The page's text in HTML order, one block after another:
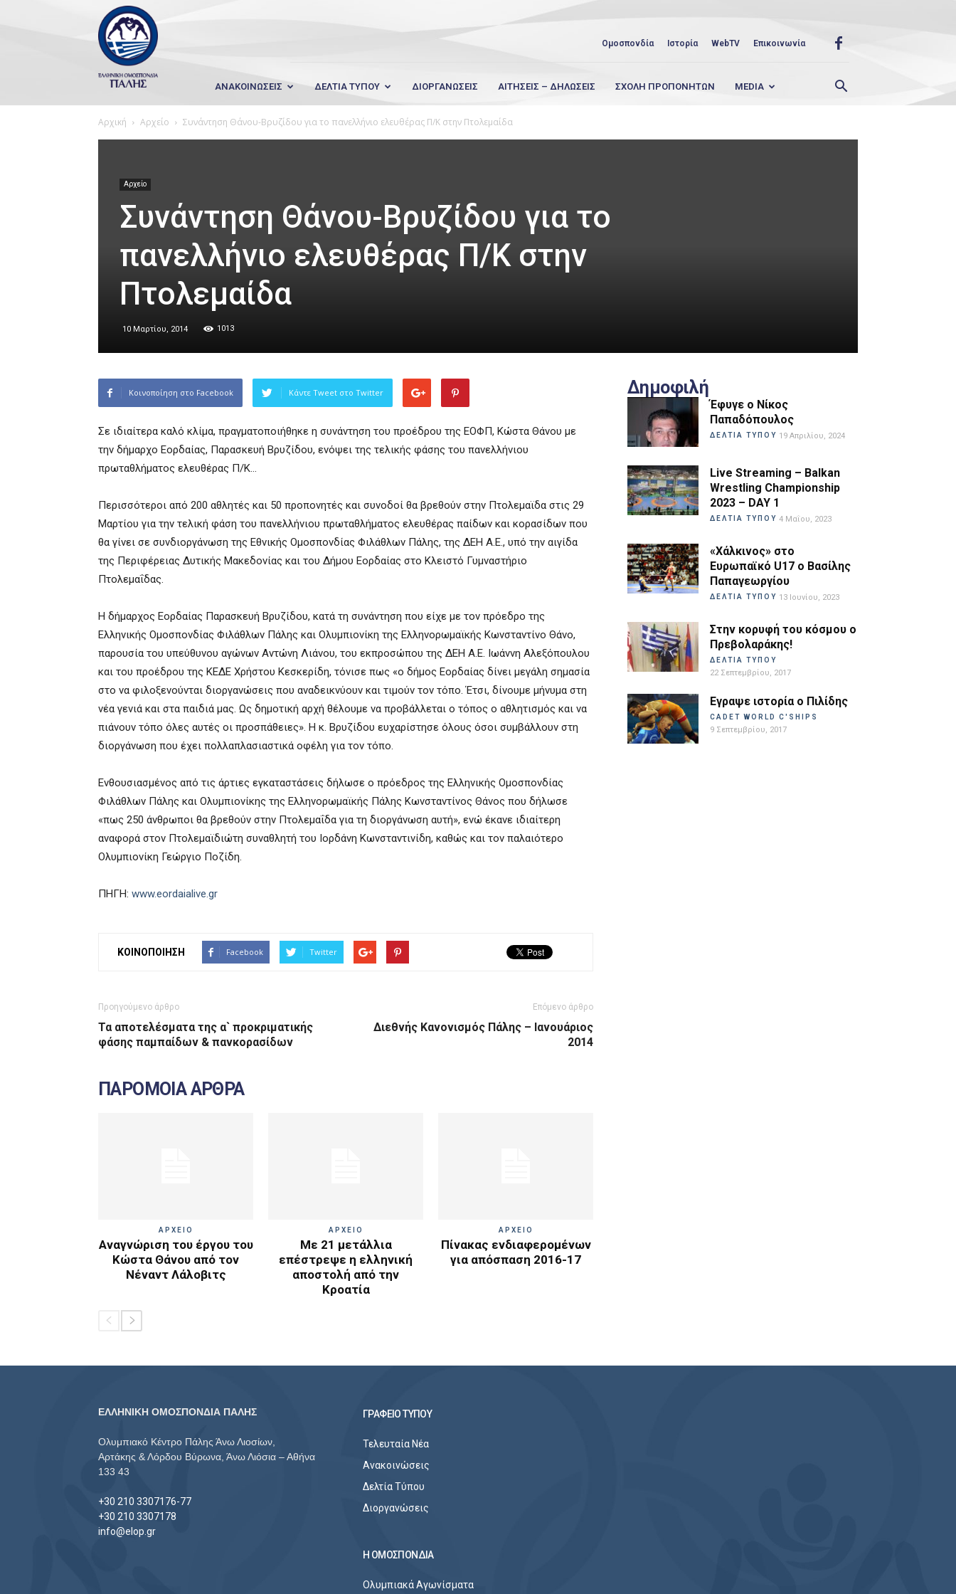
Wrestling
Hellas
Ομοσπονδία Ιστορία WebTV Επικοινωνία
ΑΝΑΚΟΙΝΩΣΕΙΣ ΔΕΛΤΙΑ ΤΥΠΟΥ ΔΙΟΡΓΑΝΩΣΕΙΣ ΑΙΤΗΣΕΙΣ – ΔΗΛΩΣΕΙΣ ΣΧΟΛΗ ΠΡΟΠΟΝΗΤΩΝ MEDIA
Αρχική Αρχείο Συνάντηση Θάνου-Βρυζίδου για το πανελλήνιο ελευθέρας Π/Κ στην Πτολεμαίδα
Αρχείο
Συνάντηση Θάνου-Βρυζίδου για το
πανελλήνιο ελευθέρας Π/Κ στην
Πτολεμαίδα
10 Μαρτίου, 2014 1013
Κοινοποίηση στο Facebook Κάντε Tweet στο Twitter
Σε ιδιαίτερα καλό κλίμα, πραγματοποιήθηκε η συνάντηση του προέδρου της ΕΟΦΠ, Κώστα Θάνου με
την δήμαρχο Εορδαίας, Παρασκευή Βρυζίδου, ενόψει της τελικής φάσης του πανελλήνιου
πρωταθλήματος ελευθέρας Π/Κ…
Περισσότεροι από 200 αθλητές και 50 προπονητές και συνοδοί θα βρεθούν στην Πτολεμαϊδα στις 29
Μαρτίου για την τελική φάση του πανελλήνιου πρωταθλήματος ελευθέρας παίδων και κορασίδων που
θα γίνει σε συνδιοργάνωση της Εθνικής Ομοσπονδίας Φιλάθλων Πάλης, της ΔΕΗ Α.Ε., υπό την αιγίδα
της Περιφέρειας Δυτικής Μακεδονίας και του Δήμου Εορδαίας στο Κλειστό Γυμναστήριο
Πτολεμαΐδας.
Η δήμαρχος Εορδαίας Παρασκευή Βρυζίδου, κατά τη συνάντηση που είχε με τον πρόεδρο της
Ελληνικής Ομοσπονδίας Φιλάθλων Πάλης και Ολυμπιονίκη της Ελληνορωμαϊκής Κωνσταντίνο Θάνο,
παρουσία του υπεύθυνου αγώνων Αντώνη Λιάνου, του εκπροσώπου της ΔΕΗ Α.Ε. Ιωάννη Αλεξόπουλου
και του προέδρου της ΚΕΔΕ Χρήστου Κεσκερίδη, τόνισε πως «ο δήμος Εορδαίας δίνει μεγάλη σημασία
στο να φιλοξενούνται διοργανώσεις που αναδεικνύουν και τιμούν τον τόπο. Έτσι, δίνουμε μήνυμα στη
νέα γενιά και στα παιδιά μας. Ως δημοτική αρχή θέλουμε να προβάλλεται ο τόπος ο αθλητισμός και να
πιάνουν τόπο όλες αυτές οι προσπάθειες». Η κ. Βρυζίδου ευχαρίστησε όλους όσοι συμβάλλουν στη
διοργάνωση που έχει πολλαπλασιαστικά οφέλη για τον τόπο.
Ενθουσιασμένος από τις άρτιες εγκαταστάσεις δήλωσε ο πρόεδρος της Ελληνικής Ομοσπονδίας
Φιλάθλων Πάλης και Ολυμπιονίκης της Ελληνορωμαϊκής Πάλης Κωνσταντίνος Θάνος που δήλωσε
«πως 250 άνθρωποι θα βρεθούν στην Πτολεμαΐδα για τη διοργάνωση αυτή», ενώ έκανε ιδιαίτερη
αναφορά στον Πτολεμαϊδιώτη συναθλητή του Ιορδάνη Κωνσταντινίδη, καθώς και τον παλαιότερο
Ολυμπιονίκη Γεώργιο Ποζίδη.
ΠΗΓΗ: www.eordaialive.gr
ΚΟΙΝΟΠΟΙΗΣΗ Facebook Twitter
Προηγούμενο άρθρο
Τα αποτελέσματα της α` προκριματικής
φάσης παμπαίδων & πανκορασίδων
Επόμενο άρθρο
Διεθνής Κανονισμός Πάλης – Ιανουάριος
2014
ΠΑΡΟΜΟΙΑ ΑΡΘΡΑ
ΑΡΧΕΙΟ
Αναγνώριση του έργου του
Κώστα Θάνου από τον
Νέναντ Λάλοβιτς
ΑΡΧΕΙΟ
Με 21 μετάλλια
επέστρεψε η ελληνική
αποστολή από την
Κροατία
ΑΡΧΕΙΟ
Πίνακας ενδιαφερομένων
για απόσπαση 2016-17
Δημοφιλή
Έφυγε ο Νίκος
Παπαδόπουλος
ΔΕΛΤΙΑ ΤΥΠΟΥ 19 Απριλίου, 2024
Live Streaming – Balkan
Wrestling Championship
2023 – DAY 1
ΔΕΛΤΙΑ ΤΥΠΟΥ 4 Μαΐου, 2023
«Χάλκινος» στο
Ευρωπαϊκό U17 ο Βασίλης
Παπαγεωργίου
ΔΕΛΤΙΑ ΤΥΠΟΥ 13 Ιουνίου, 2023
Στην κορυφή του κόσμου ο
Πρεβολαράκης!
ΔΕΛΤΙΑ ΤΥΠΟΥ
22 Σεπτεμβρίου, 2017
Εγραψε ιστορία ο Πιλίδης
CADET WORLD C'SHIPS
9 Σεπτεμβρίου, 2017
ΕΛΛΗΝΙΚΗ ΟΜΟΣΠΟΝΔΙΑ ΠΑΛΗΣ
Ολυμπιακό Κέντρο Πάλης Άνω Λιοσίων,
Αρτάκης & Λόρδου Βύρωνα, Άνω Λιόσια – Αθήνα
133 43
+30 210 3307176-77
+30 210 3307178
info@elop.gr
ΓΡΑΦΕΙΟ ΤΥΠΟΥ
Τελευταία Νέα
Ανακοινώσεις
Δελτία Τύπου
Διοργανώσεις
Η ΟΜΟΣΠΟΝΔΙΑ
Ολυμπιακά Αγωνίσματα